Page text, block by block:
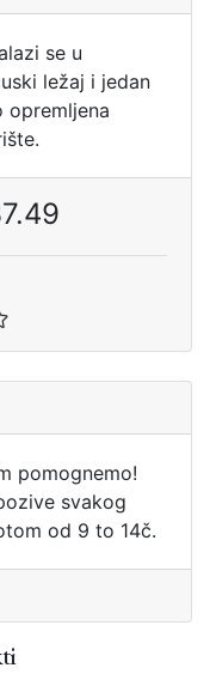
se u
ležaj i jedan
opremljena
pomognemo!
svakog
od 9 to 14č.